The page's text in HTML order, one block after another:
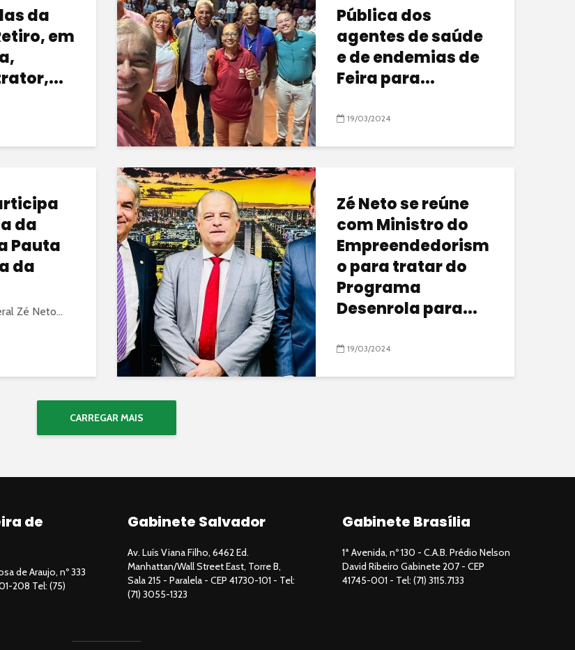
da
em
Pública dos
agentes de saúde
e de endemias de
Feira para...
19/03/2024
da
Pauta
da
Zé Neto...
Zé Neto se reúne
com Ministro do
Empreendedorism
o para tratar do
Programa
Desenrola para...
19/03/2024
CARREGAR MAIS
de
de Araujo, nº 333
208 Tel: (75)
Gabinete Salvador
Av. Luís Viana Filho, 6462 Ed.
Manhattan/Wall Street East, Torre B,
Sala 215 - Paralela - CEP 41730-101 - Tel:
(71) 3055-1323
Gabinete Brasília
1ª Avenida, nº 130 - C.A.B. Prédio Nelson
David Ribeiro Gabinete 207 - CEP
41745-001 - Tel: (71) 3115.7133